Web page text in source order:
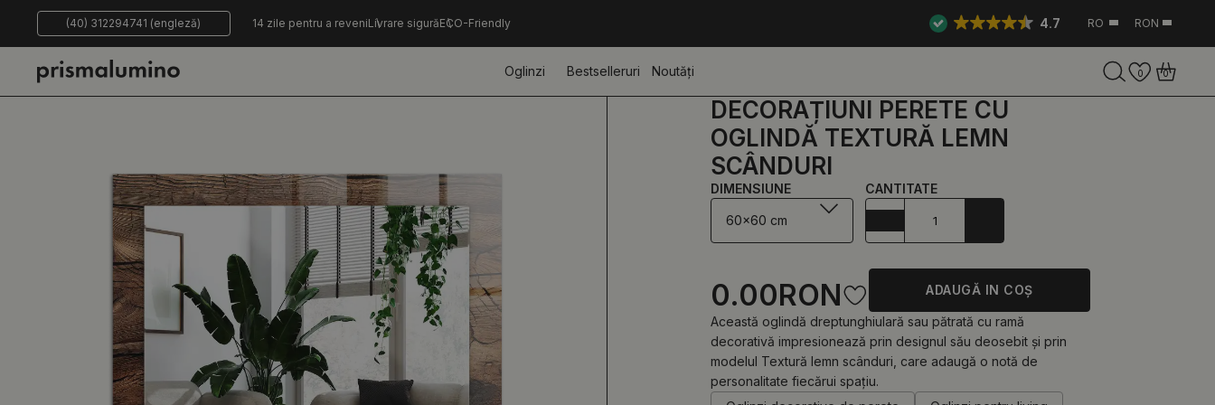
(40) 312294741 (engleză) 14 zile pentru a reveniLivrare sigurăECO-Friendly 4.7 RO RON
Oglinzi Bestselleruri Noutăți 0 0
DECORAȚIUNI PERETE CU
OGLINDĂ TEXTURĂ LEMN
SCÂNDURI
DIMENSIUNE
60x60 cm
CANTITATE
0.00RON ADAUGĂ IN COŞ
Această oglindă dreptunghiulară sau pătrată cu ramă
decorativă impresionează prin designul său deosebit și prin
modelul Textură lemn scânduri, care adaugă o notă de
personalitate fiecărui spațiu.